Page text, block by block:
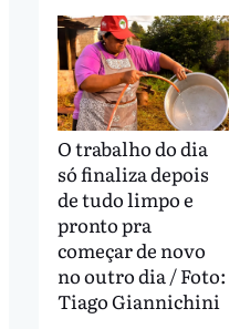
O trabalho do dia
só finaliza depois
de tudo limpo e
pronto pra
começar de novo
no outro dia / Foto:
Tiago Giannichini